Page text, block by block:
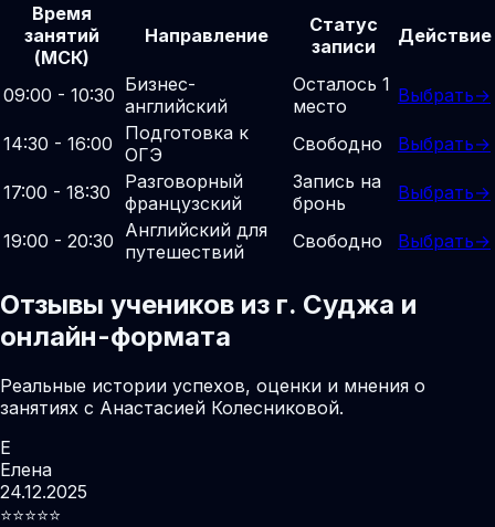
Время
занятий
(МСК)
Направление
Статус
записи
Действие
09:00 - 10:30 Бизнес-
английский
Осталось 1
место
Выбрать→
14:30 - 16:00
Подготовка к
ОГЭ
Свободно Выбрать→
17:00 - 18:30
Разговорный
французский
Запись на
бронь
Выбрать→
19:00 - 20:30 Английский для
путешествий
Свободно Выбрать→
Отзывы учеников из г. Суджа и
онлайн-формата
Реальные истории успехов, оценки и мнения о
занятиях с Анастасией Колесниковой.
Е
Елена
24.12.2025
⭐️⭐️⭐️⭐️⭐️